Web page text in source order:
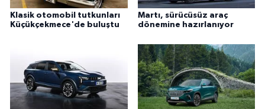
Klasik otomobil tutkunları
Küçükçekmece'de buluştu
Martı, sürücüsüz araç
dönemine hazırlanıyor